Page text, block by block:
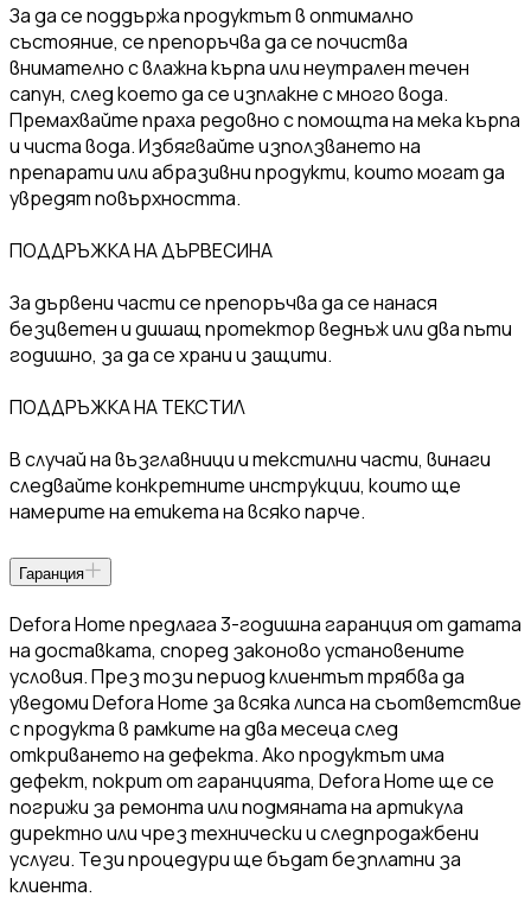
За да се поддържа продуктът в оптимално
състояние, се препоръчва да се почиства
внимателно с влажна кърпа или неутрален течен
сапун, след което да се изплакне с много вода.
Премахвайте праха редовно с помощта на мека кърпа
и чиста вода. Избягвайте използването на
препарати или абразивни продукти, които могат да
увредят повърхността.
ПОДДРЪЖКА НА ДЪРВЕСИНА
За дървени части се препоръчва да се нанася
безцветен и дишащ протектор веднъж или два пъти
годишно, за да се храни и защити.
ПОДДРЪЖКА НА ТЕКСТИЛ
В случай на възглавници и текстилни части, винаги
следвайте конкретните инструкции, които ще
намерите на етикета на всяко парче.
Гаранция
Defora Home предлага 3-годишна гаранция от датата
на доставката, според законово установените
условия. През този период клиентът трябва да
уведоми Defora Home за всяка липса на съответствие
с продукта в рамките на два месеца след
откриването на дефекта. Ако продуктът има
дефект, покрит от гаранцията, Defora Home ще се
погрижи за ремонта или подмяната на артикула
директно или чрез технически и следпродажбени
услуги. Тези процедури ще бъдат безплатни за
клиента.